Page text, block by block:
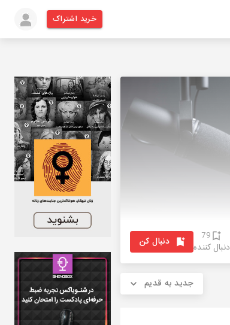
خرید اشتراک
79
دنبال کننده دنبال کن
جدید به قدیم